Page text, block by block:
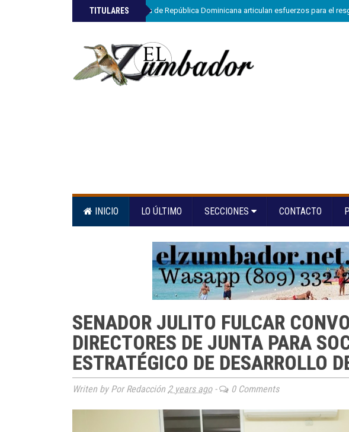
TITULARES
»ETED y la Armada de República Dominicana articulan esfuerzos para el
INICIO LO ÚLTIMO SECCIONES CONTACTO
SENADOR JULITO FULCAR
DIRECTORES DE JUNTA PARA
ESTRATÉGICO DE DESARROLLO
Writen by Por Redacción 2 years ago- 0 Comments